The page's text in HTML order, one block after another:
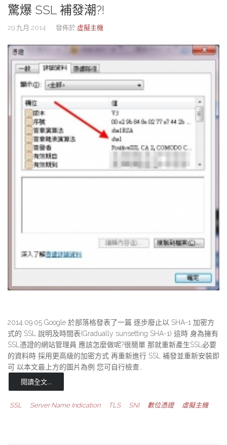
驚爆 SSL 補發潮?!
29 九月 2014 發佈於 虛擬主機
2014.09.05 Google 於部落格發表了一篇 逐步廢止以 SHA-1 加密方
式的 SSL 說明及時間表(Gradually sunsetting SHA-1) 這時 身為擁有
SSL憑證的網站管理員 應該怎麼做呢?很簡單 那就重新產生SSL必要
的資料時 採用更高級的加密方式 再重新進行 SSL 補發並重新安裝即
可 以本文最上方的圖片為例 您可自行檢查…
閱讀全文...
SSL Server Name Indication TLS SNI 數位憑證 虛擬主機